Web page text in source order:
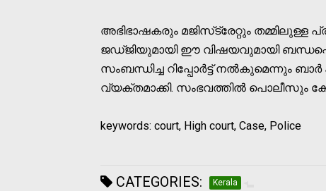
അഭിഭാഷകരും മജിസ്‌ട്രേറ്റും തമ്മിലുള്ള
ജഡ്ജിയുമായി ഈ വിഷയവുമായി
സംബന്ധിച്ച റിപ്പോര്‍ട്ട് നല്‍കുമെന്നും
വ്യക്തമാക്കി. സംഭവത്തില്‍ പൊലീസും
keywords: court, High court, Case, Police
CATEGORIES: Kerala